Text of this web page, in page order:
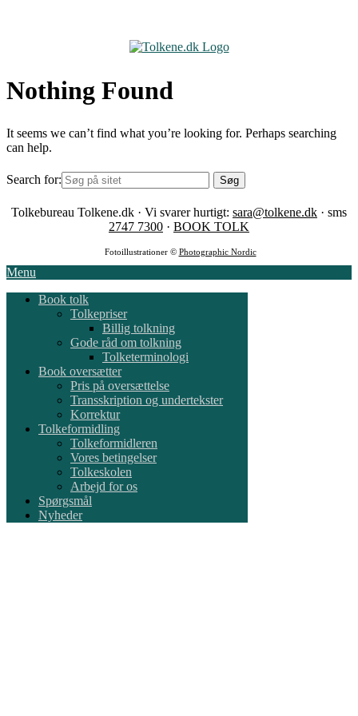
Nothing Found
It seems we can’t find what you’re looking for. Perhaps searching
can help.
Search for:
Tolkebureau Tolkene.dk · Vi svarer hurtigt: sara@tolkene.dk · sms
2747 7300 · BOOK TOLK
Fotoillustrationer © Photographic Nordic
Menu
Book tolk
Tolkepriser
Billig tolkning
Gode råd om tolkning
Tolketerminologi
Book oversætter
Pris på oversættelse
Transskription og undertekster
Korrektur
Tolkeformidling
Tolkeformidleren
Vores betingelser
Tolkeskolen
Arbejd for os
Spørgsmål
Nyheder